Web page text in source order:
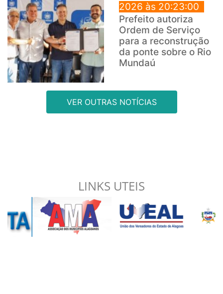
2026 às 20:23:00
Prefeito autoriza
Ordem de Serviço
para a reconstrução
da ponte sobre o Rio
Mundaú
VER OUTRAS NOTÍCIAS
LINKS UTEIS